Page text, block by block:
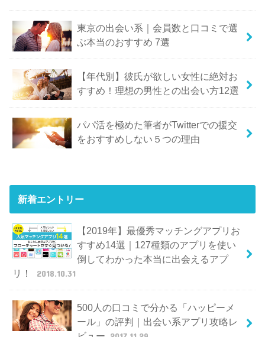
東京の出会い系｜会員数と口コミで選
ぶ本当のおすすめ 7選
【年代別】彼氏が欲しい女性に絶対お
すすめ！理想の男性との出会い方12選
パパ活を極めた筆者がTwitterでの援交
をおすすめしない５つの理由
新着エントリー
【2019年】最優秀マッチングアプリお
すすめ14選｜127種類のアプリを使い
倒してわかった本当に出会えるアプ
リ！
2018.10.31
500人の口コミで分かる「ハッピーメ
ール」の評判｜出会い系アプリ攻略レ